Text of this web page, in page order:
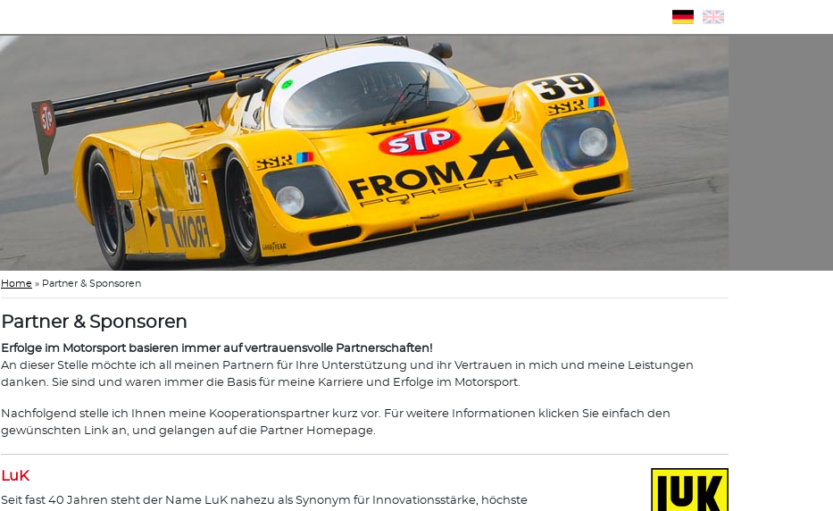
Home » Partner & Sponsoren
Partner & Sponsoren
Erfolge im Motorsport basieren immer auf vertrauensvolle Partnerschaften!
An dieser Stelle möchte ich all meinen Partnern für Ihre Unterstützung und ihr Vertrauen in mich und meine Leistungen
danken. Sie sind und waren immer die Basis für meine Karriere und Erfolge im Motorsport.
Nachfolgend stelle ich Ihnen meine Kooperationspartner kurz vor. Für weitere Informationen klicken Sie einfach den
gewünschten Link an, und gelangen auf die Partner Homepage.
LuK
Seit fast 40 Jahren steht der Name LuK nahezu als Synonym für Innovationsstärke, höchste